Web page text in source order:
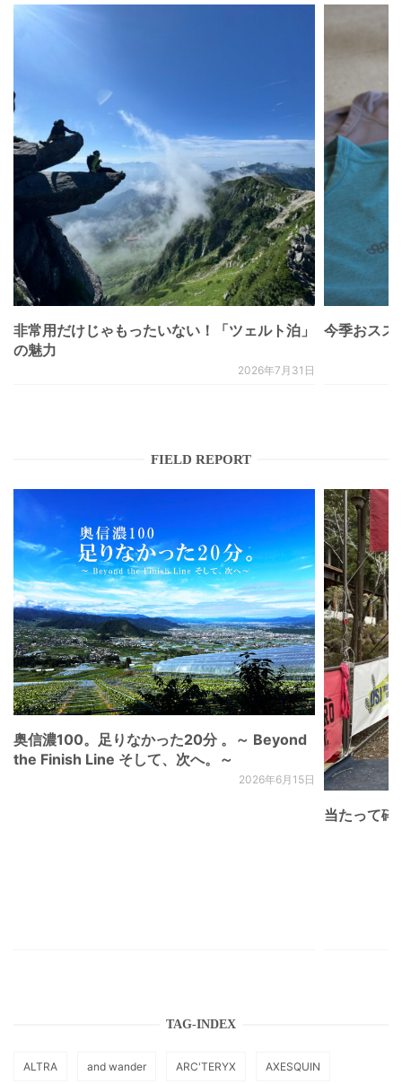
非常用だけじゃもったいない！「ツェルト泊」
の魅力
2026年7月31日
今季おスス
FIELD REPORT
奥信濃100。足りなかった20分 。～ Beyond
the Finish Line そして、次へ。～
2026年6月15日
当たって砕
TAG-INDEX
ALTRA and wander ARC'TERYX AXESQUIN